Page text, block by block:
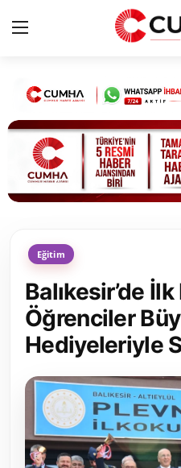
Kurumsal
Cumhurbaşkanlığı
Bakanlıklar
Siyasi Partiler
Yerel Yönetimler
Mülki İdare
Toplum ve Yaşam
Sivil Toplum Kuruluşları
Kamu Kurumları ve Üst
Eğitim
Balıkesir’de
Öğrenciler
Hediyeleriyle